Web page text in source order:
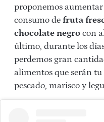
proponemos
consumo de fruta
chocolate negro con
último, durante los
perdemos gran
alimentos que serán
pescado, marisco y